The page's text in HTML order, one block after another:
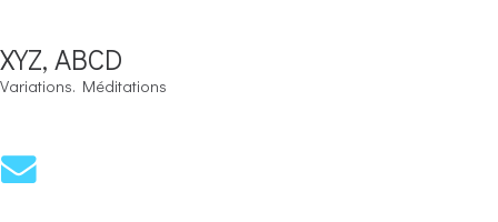
XYZ, ABCD
Variations. Méditations